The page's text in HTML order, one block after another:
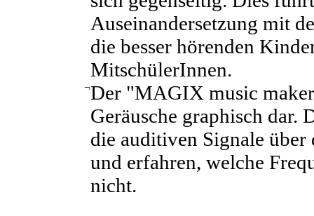
Auseinandersetzung mit
die besser hörenden
MitschülerInnen.
¬Der "MAGIX music
Geräusche graphisch dar.
die auditiven Signale
und erfahren, welche
nicht.